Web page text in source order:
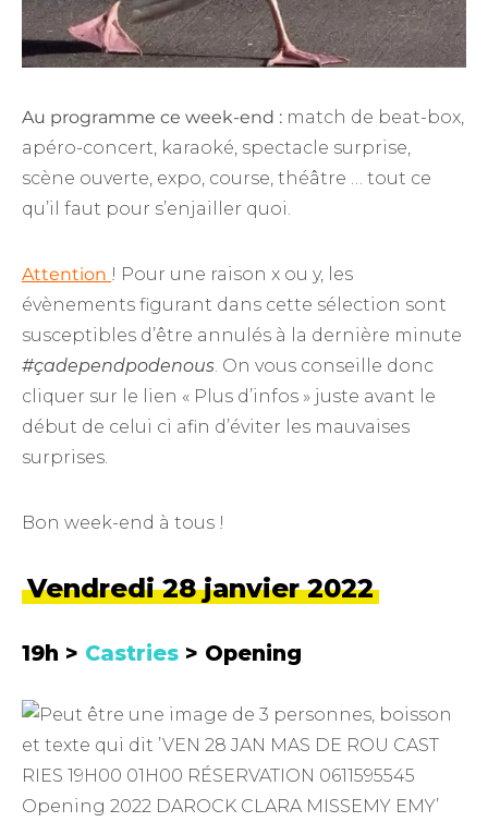
Au programme ce week-end : match de beat-box,
apéro-concert, karaoké, spectacle surprise,
scène ouverte, expo, course, théâtre … tout ce
qu’il faut pour s’enjailler quoi.
Attention ! Pour une raison x ou y, les
évènements figurant dans cette sélection sont
susceptibles d’être annulés à la dernière minute
#çadependpodenous. On vous conseille donc
cliquer sur le lien « Plus d’infos » juste avant le
début de celui ci afin d’éviter les mauvaises
surprises.
Bon week-end à tous !
Vendredi 28 janvier 2022
19h > Castries > Opening